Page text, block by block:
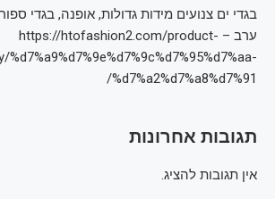
בגדי ים צנועים מידות גדולות, אופנה, בגדי
ערב – https://htofashion2.com/product-
%d7%a9%d7%9e%d7%9c%d7%95%d7%aa-
%d7%a2%d7%a8%d7%91/
תגובות אחרונות
אין תגובות להציג.